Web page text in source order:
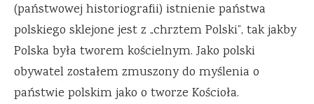
(państwowej historiografii) istnienie państwa
polskiego sklejone jest z „chrztem Polski”, tak jakby
Polska była tworem kościelnym. Jako polski
obywatel zostałem zmuszony do myślenia o
państwie polskim jako o tworze Kościoła.